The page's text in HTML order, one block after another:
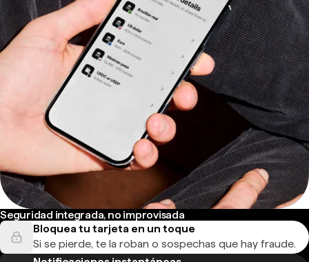
Seguridad integrada, no improvisada
Bloquea tu tarjeta en un toque
Si se pierde, te la roban o sospechas que hay fraude.